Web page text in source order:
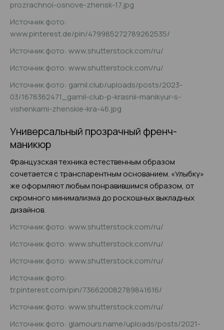
prozrachnoi-osnove-zhensk-17.jpg
Источник фото:
www.pinterest.de/pin/479985272789262535/
Источник фото: www.shutterstock.com/ru/
Источник фото: www.shutterstock.com/ru/
Источник фото: garnil.club/uploads/posts/2023-
03/1678362471_garnil-club-p-krasnii-manikyur-s-
vishenkami-zhenskie-kra-46.jpg
Универсальный прозрачный френч-
маникюр
Французская техника естественным образом
сочетается с транспарентным основанием. «Улыбку»
же оформляют любым понравившимся образом, от
скромного минимализма до роскошных выкладных
дизайнов.
Источник фото: www.shutterstock.com/ru/
Источник фото: www.shutterstock.com/ru/
Источник фото: www.shutterstock.com/ru/
Источник фото:
tr.pinterest.com/pin/736620082789841616/
Источник фото: www.shutterstock.com/ru/
Источник фото: glamours.name/uploads/posts/2021-